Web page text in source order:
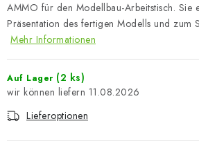
VERKAUFTE MARKEN
Versand und Bezahlung
Bedingungen
Datenschutzbestimmungen
AMMO für den Modellbau-Arbeitstisch. Sie
Präsentation des fertigen Modells und zum
Mehr Informationen
Auf Lager (2 ks)
11.08.2026
Lieferoptionen